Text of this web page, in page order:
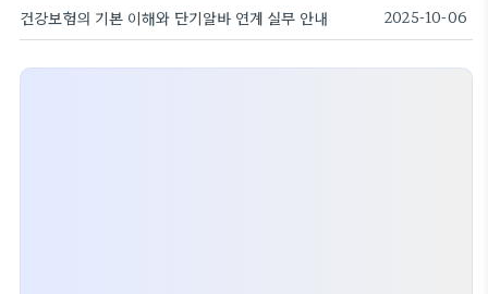
건강보험의 기본 이해와 단기알바 연계 실무 안내 2025-10-06